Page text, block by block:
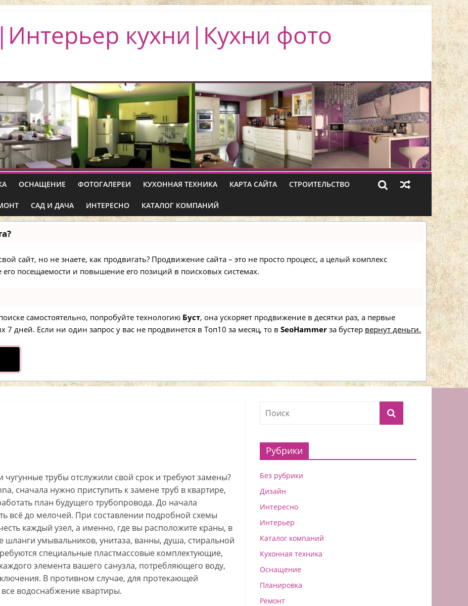
кухни|Кухни фото
ОСНАЩЕНИЕ ФОТОГАЛЕРЕИ КУХОННАЯ ТЕХНИКА КАРТА САЙТА СТРОИТЕЛЬСТВО
САД И ДАЧА ИНТЕРЕСНО КАТАЛОГ КОМПАНИЙ
сайт, но не знаете, как продвигать? Продвижение сайта – это не просто процесс, а целый комплекс
посещаемости и повышение его позиций в поисковых системах.
самостоятельно, попробуйте технологию Буст, она ускоряет продвижение в десятки раз, а первые
7 дней. Если ни один запрос у вас не продвинется в Топ10 за месяц, то в SeoHammer за бустер вернут деньги.
трубы отслужили свой срок и требуют замены?
сначала нужно приступить к замене труб в квартире,
план будущего трубопровода. До начала
всё до мелочей. При составлении подробной схемы
каждый узел, а именно, где вы расположите краны, в
шланги умывальников, унитаза, ванны, душа, стиральной
специальные пластмассовые комплектующие,
элемента вашего санузла, потребляющего воду,
В противном случае, для протекающей
водоснабжение квартиры.
Рубрики
Без рубрики
Дизайн
Интересно
Интерьер
Каталог компаний
Кухонная техника
Оснащение
Планировка
Ремонт